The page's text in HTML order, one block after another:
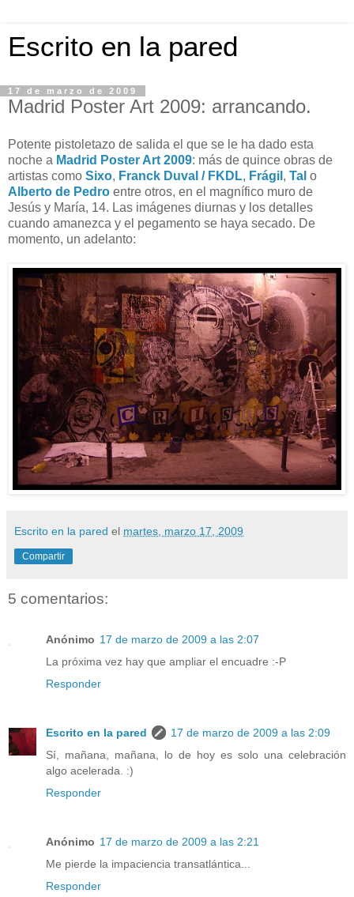
Escrito en la pared
17 de marzo de 2009
Madrid Poster Art 2009: arrancando.
Potente pistoletazo de salida el que se le ha dado esta
noche a Madrid Poster Art 2009: más de quince obras de
artistas como Sixo, Franck Duval / FKDL, Frágil , Tal o
Alberto de Pedro entre otros, en el magnífico muro de
Jesús y María, 14. Las imágenes diurnas y los detalles
cuando amanezca y el pegamento se haya secado. De
momento, un adelanto:
Escrito en la pared el martes, marzo 17, 2009
Compartir
5 comentarios:
Anónimo 17 de marzo de 2009 a las 2:07
La próxima vez hay que ampliar el encuadre :-P
Responder
Escrito en la pared
17 de marzo de 2009 a las 2:09
Sí, mañana, mañana, lo de hoy es solo una celebración
algo acelerada. :)
Responder
Anónimo 17 de marzo de 2009 a las 2:21
Me pierde la impaciencia transatlántica...
Responder